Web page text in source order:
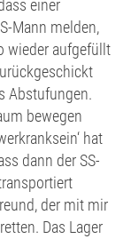
einer
Mann melden,
wieder aufgefüllt
Abstufungen.
bewegen
hat
dann der SS-
der mit mir
Das Lager